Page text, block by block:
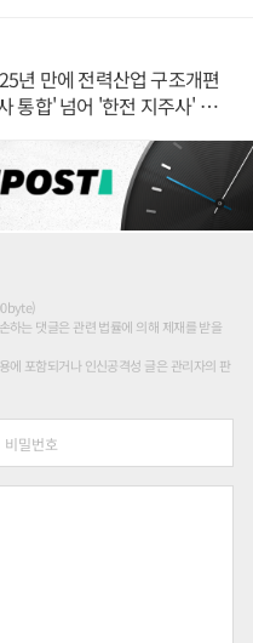
년 만에 전력산업 구조개편
통합' 넘어 '한전 지주사' 재편
하는 댓글은 관련 법률에 의해 제재를 받을
에 포함되거나 인신공격성 글은 관리자의 판